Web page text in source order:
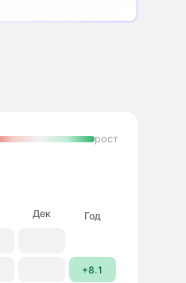
рост
Дек Год
+8.1